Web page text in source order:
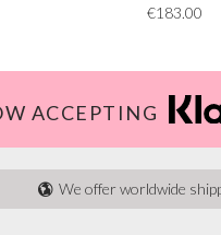
€183.00
ACCEPTING
We offer worldwide